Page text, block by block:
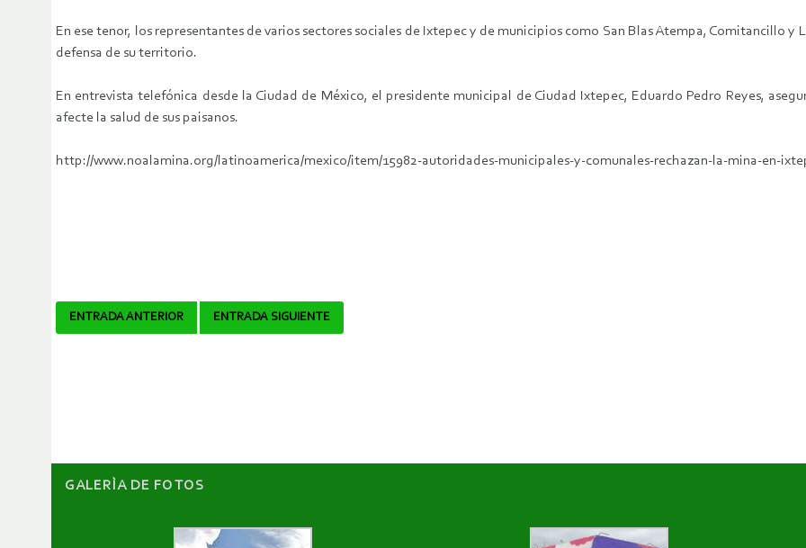
En ese tenor, los representantes de varios sectores sociales de Ixtepec y de municipios como San Blas Atempa, Comitancillo
defensa de su territorio.
En entrevista telefónica desde la Ciudad de México, el presidente municipal de Ciudad Ixtepec, Eduardo Pedro Reyes,
afecte la salud de sus paisanos.
http://www.noalamina.org/latinoamerica/mexico/item/15982-autoridades-municipales-y-comunales-rechazan-la-mina-en-
Navegador
ENTRADA ANTERIOR ENTRADA SIGUIENTE
GALERÌA DE FOTOS